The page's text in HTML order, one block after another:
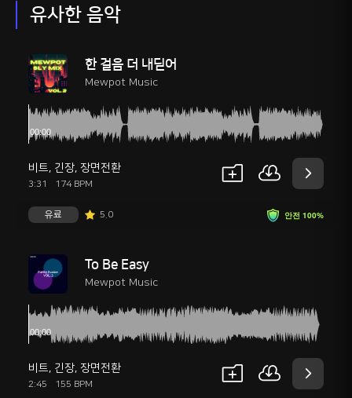
유사한 음악
한 걸음 더 내딛어
Mewpot Music
비트, 긴장, 장면전환
3:31 174 BPM
안전 100%
유료 5.0
To Be Easy
Mewpot Music
비트, 긴장, 장면전환
2:45 155 BPM